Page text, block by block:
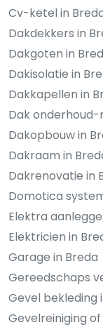
Cv-ketel in
Dakdekkers in
Dakgoten in
Dakisolatie in
Dakkapellen in
Dak
Dakopbouw in
Dakraam in
Dakrenovatie in
Domotica
Elektra
Elektricien in
Garage in Breda
Gereedschaps
Gevel bekleding
Gevelreiniging